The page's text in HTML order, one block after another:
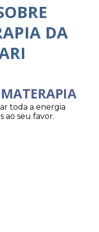
DA
toda a energia
ao seu favor.